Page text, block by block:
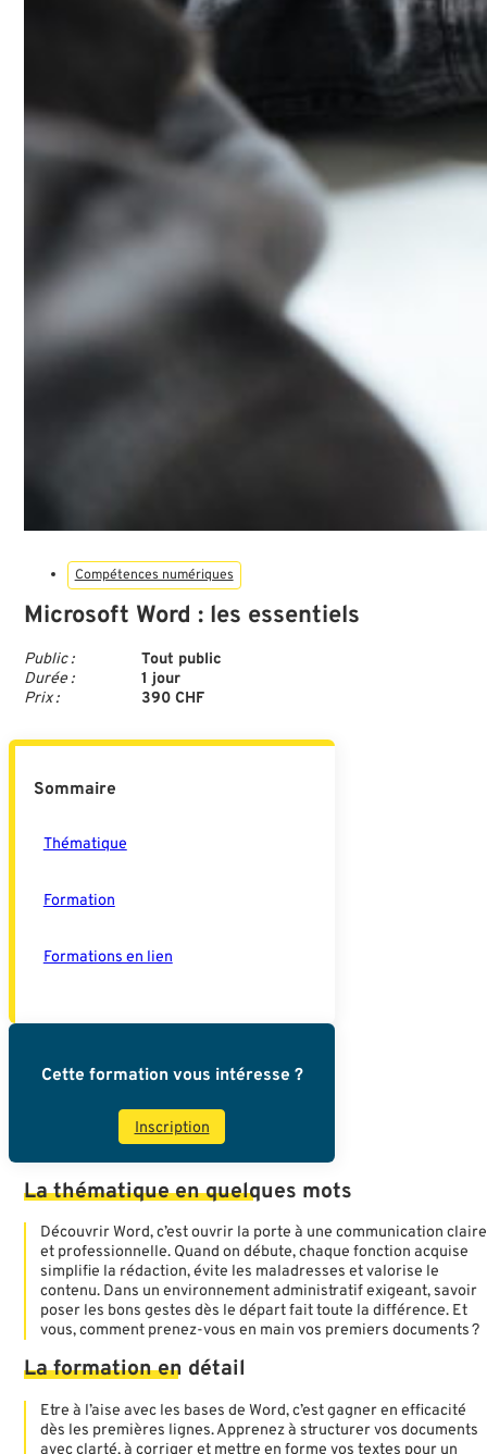
Compétences numériques
Microsoft Word : les essentiels
Public :
Durée :
Prix :
Tout public
1 jour
390 CHF
Sommaire
Thématique
Formation
Formations en lien
Cette formation vous intéresse ?
Inscription
La thématique en quelques mots
Découvrir Word, c’est ouvrir la porte à une communication claire
et professionnelle. Quand on débute, chaque fonction acquise
simplifie la rédaction, évite les maladresses et valorise le
contenu. Dans un environnement administratif exigeant, savoir
poser les bons gestes dès le départ fait toute la différence. Et
vous, comment prenez-vous en main vos premiers documents ?
La formation en détail
Etre à l’aise avec les bases de Word, c’est gagner en efficacité
dès les premières lignes. Apprenez à structurer vos documents
avec clarté, à corriger et mettre en forme vos textes pour un